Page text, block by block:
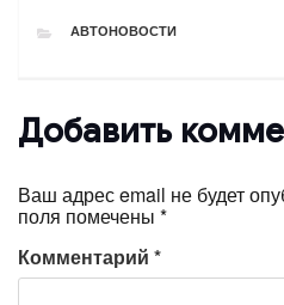
РУБРИКИ
АВТОНОВОСТИ
Добавить
Ваш адрес email не будет
поля помечены *
Комментарий *